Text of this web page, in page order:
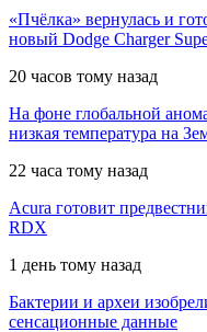
«Пчёлка» вернулась и
новый Dodge Charger
20 часов тому назад
На фоне глобальной
низкая температура на
22 часа тому назад
Acura готовит
RDX
1 день тому назад
Бактерии и археи
сенсационные данные